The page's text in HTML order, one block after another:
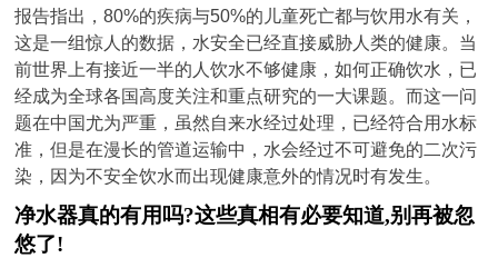
报告指出，80%的疾病与50%的儿童死亡都与饮用水有关，
这是一组惊人的数据，水安全已经直接威胁人类的健康。当
前世界上有接近一半的人饮水不够健康，如何正确饮水，已
经成为全球各国高度关注和重点研究的一大课题。而这一问
题在中国尤为严重，虽然自来水经过处理，已经符合用水标
准，但是在漫长的管道运输中，水会经过不可避免的二次污
染，因为不安全饮水而出现健康意外的情况时有发生。
净水器真的有用吗?这些真相有必要知道,别再被忽
悠了!